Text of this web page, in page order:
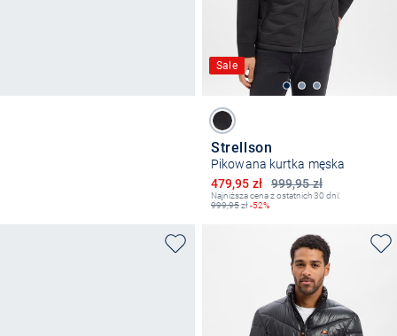
Sale
Strellson
Pikowana kurtka męska
999,95 zł
Obniżona cena
479,95 zł
Najniższa cena z ostatnich 30 dni:
999,95zł-52%